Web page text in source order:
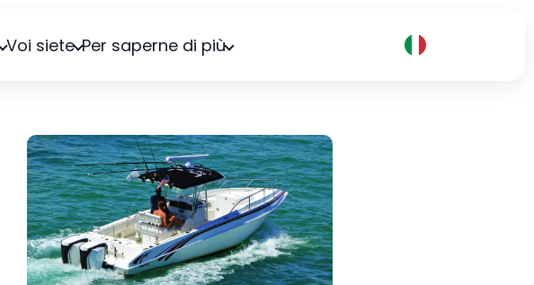
Voi siete Per saperne di più